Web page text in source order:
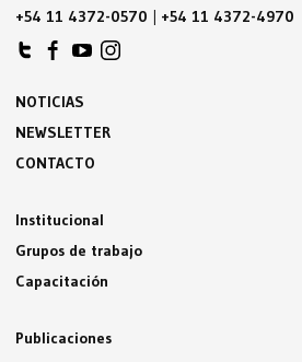
+54 11 4372-0570 | +54 11 4372-4970
NOTICIAS
NEWSLETTER
CONTACTO
Institucional
Grupos de trabajo
Capacitación
Publicaciones